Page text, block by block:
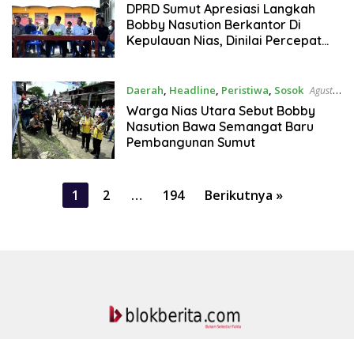
DPRD Sumut Apresiasi Langkah
Bobby Nasution Berkantor Di
Kepulauan Nias, Dinilai Percepat
Daerah Headline Peristiwa Sosok Agustus
7, 2026
Warga Nias Utara Sebut Bobby
Nasution Bawa Semangat Baru
Pembangunan Sumut
Paginasi
1 2 … 194 Berikutnya »